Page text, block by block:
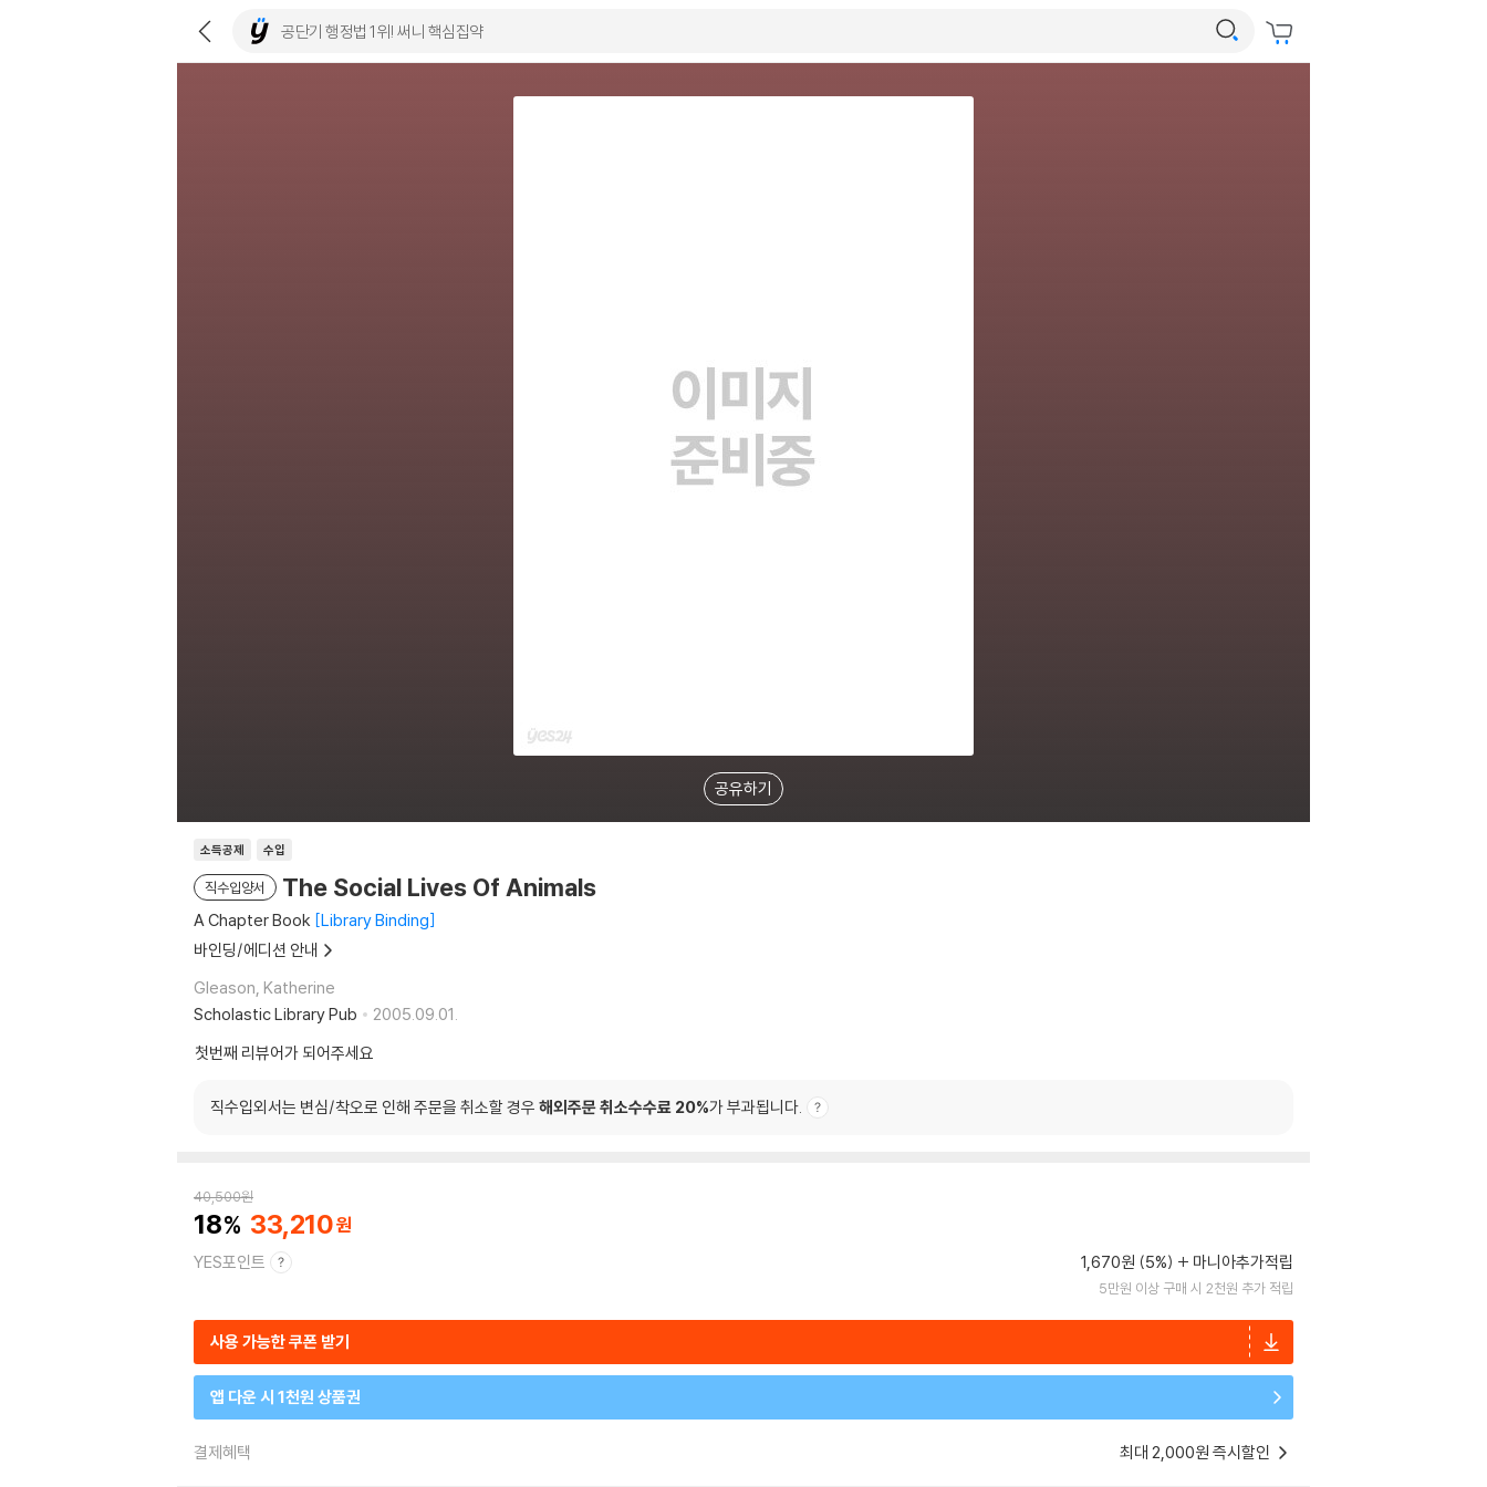
공유하기
소득공제 수입
직수입양서 The Social Lives Of Animals
A Chapter Book Library Binding
바인딩/에디션 안내
Gleason, Katherine
Scholastic Library Pub
2005.09.01.
첫번째 리뷰어가 되어주세요
직수입외서는 변심/착오로 인해 주문을 취소할 경우 해외주문 취소수수료 20%가 부과됩니다.
40,500원
18 33,210
YES포인트 1,670원 (5%) 마니아추가적립
5만원 이상 구매 시 2천원 추가 적립
사용 가능한 쿠폰 받기
앱 다운 시 1천원 상품권
결제혜택 최대 2,000원 즉시할인